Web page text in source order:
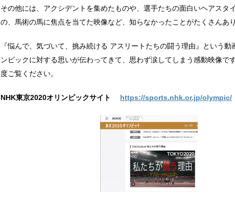
その他には、アクシデントを集めたものや、選手たちの面白いヘアスタ
の、馬術の馬に焦点を当てた映像など、知らなかったことがたくさんあり
『悩んで、気づいて、挑み続ける アスリートたちの闘う理由』という動
ンピックに対する思いが伝わってきて、思わず涙してしまう感動映像で
度ご覧ください。
NHK東京2020オリンピックサイト https://sports.nhk.or.jp/olympic/